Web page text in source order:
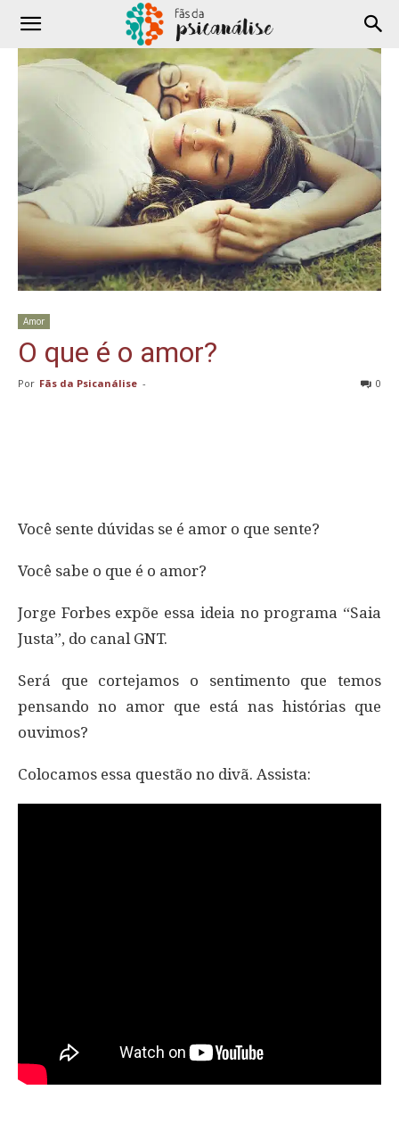
Amor
O que é o amor?
Por Fãs da Psicanálise - 0
Você sente dúvidas se é amor o que sente?
Você sabe o que é o amor?
Jorge Forbes expõe essa ideia no programa “Saia
Justa”, do canal GNT.
Será que cortejamos o sentimento que temos
pensando no amor que está nas histórias que
ouvimos?
Colocamos essa questão no divã. Assista: